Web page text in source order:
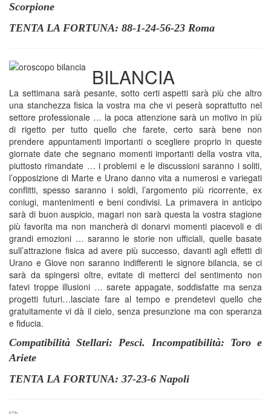
Scorpione
TENTA LA FORTUNA: 88-1-24-56-23 Roma
BILANCIA
La settimana sarà pesante, sotto certi aspetti sarà più che altro
una stanchezza fisica la vostra ma che vi peserà soprattutto nel
settore professionale … la poca attenzione sarà un motivo in più
di rigetto per tutto quello che farete, certo sarà bene non
prendere appuntamenti importanti o scegliere proprio in queste
giornate date che segnano momenti importanti della vostra vita,
piuttosto rimandate … i problemi e le discussioni saranno i soliti,
l’opposizione di Marte e Urano danno vita a numerosi e variegati
conflitti, spesso saranno i soldi, l’argomento più ricorrente, ex
coniugi, mantenimenti e beni condivisi. La primavera in anticipo
sarà di buon auspicio, magari non sarà questa la vostra stagione
più favorita ma non mancherà di donarvi momenti piacevoli e di
grandi emozioni … saranno le storie non ufficiali, quelle basate
sull’attrazione fisica ad avere più successo, davanti agli effetti di
Urano e Giove non saranno indifferenti le signore bilancia, se ci
sarà da spingersi oltre, evitate di metterci del sentimento non
fatevi troppe illusioni … sarete appagate, soddisfatte ma senza
progetti futuri…lasciate fare al tempo e prendetevi quello che
gratuitamente vi dà il cielo, senza presunzione ma con speranza
e fiducia.
Compatibilità Stellari: Pesci. Incompatibilità: Toro e
Ariete
TENTA LA FORTUNA: 37-23-6 Napoli